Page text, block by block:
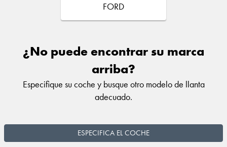
FORD
¿No puede encontrar su marca
arriba?
Especifique su coche y busque otro modelo de llanta
adecuado.
ESPECIFICA EL COCHE